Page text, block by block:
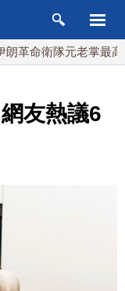
衛隊元老掌最高國安
友熱議6